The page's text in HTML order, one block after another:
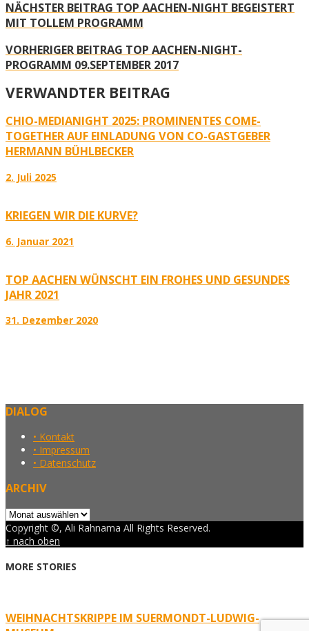
NÄCHSTER BEITRAG TOP AACHEN-NIGHT BEGEISTERT
MIT TOLLEM PROGRAMM
VORHERIGER BEITRAG TOP AACHEN-NIGHT-
PROGRAMM 09.SEPTEMBER 2017
VERWANDTER BEITRAG
CHIO-MEDIANIGHT 2025: PROMINENTES COME-
TOGETHER AUF EINLADUNG VON CO-GASTGEBER
HERMANN BÜHLBECKER
2. Juli 2025
KRIEGEN WIR DIE KURVE?
6. Januar 2021
TOP AACHEN WÜNSCHT EIN FROHES UND GESUNDES
JAHR 2021
31. Dezember 2020
DIALOG
• Kontakt
• Impressum
• Datenschutz
ARCHIV
Archiv
Copyright ©, Ali Rahnama All Rights Reserved.
↑ nach oben
MORE STORIES
WEIHNACHTSKRIPPE IM SUERMONDT-LUDWIG-